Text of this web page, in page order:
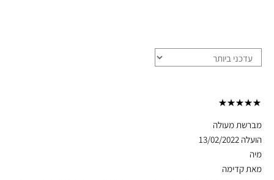
מברשת מעולה
הועלה 13/02/2022
מיה
מאתקדימה